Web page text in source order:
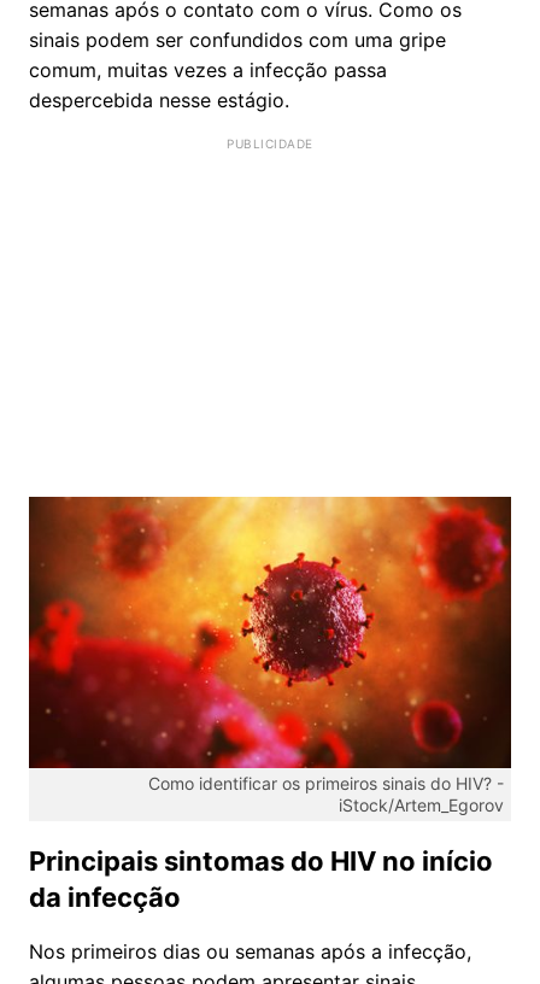
semanas após o contato com o vírus. Como os
sinais podem ser confundidos com uma gripe
comum, muitas vezes a infecção passa
despercebida nesse estágio.
Como identificar os primeiros sinais do HIV? -
iStock/Artem_Egorov
Principais sintomas do HIV no início
da infecção
Nos primeiros dias ou semanas após a infecção,